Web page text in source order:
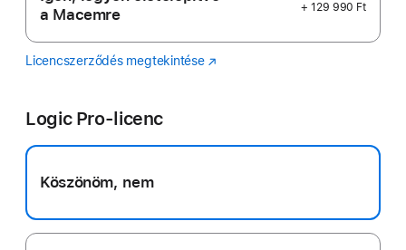
a Macemre
+ 129 990 Ft
Licencszerződés megtekintéseFinal
(Új
Logic Pro-licenc
Köszönöm, nem